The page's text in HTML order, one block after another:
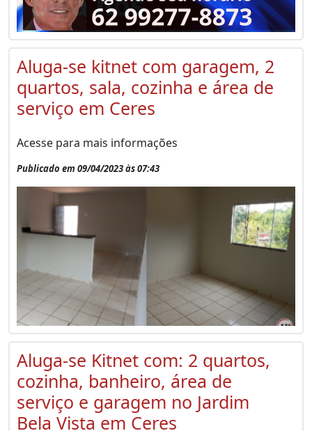
Aluga-se kitnet com garagem, 2
quartos, sala, cozinha e área de
serviço em Ceres
Acesse para mais informações
Publicado em 09/04/2023 às 07:43
Aluga-se Kitnet com: 2 quartos,
cozinha, banheiro, área de
serviço e garagem no Jardim
Bela Vista em Ceres